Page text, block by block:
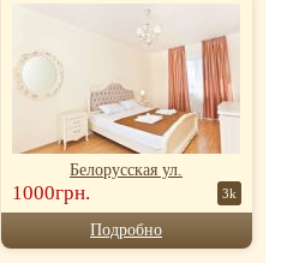
Белорусская ул.
1000грн. 3k
Подробно